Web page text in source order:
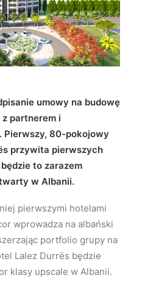
umowy na budowę
partnerem i
Pierwszy, 80-pokojowy
przywita pierwszych
to zarazem
w Albanii.
pierwszymi hotelami
wprowadza na albański
portfolio grupy na
Lalez Durrës będzie
klasy upscale w Albanii.